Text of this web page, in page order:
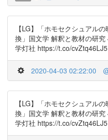
【LG】「ホモセクシュアル
換」国文学 解釈と教材の研
学灯社 https://t.co/cvZtq46LJ5
2020-04-03 02:22:00
【LG】「ホモセクシュアル
換」国文学 解釈と教材の研
学灯社 https://t.co/cvZtq46LJ5